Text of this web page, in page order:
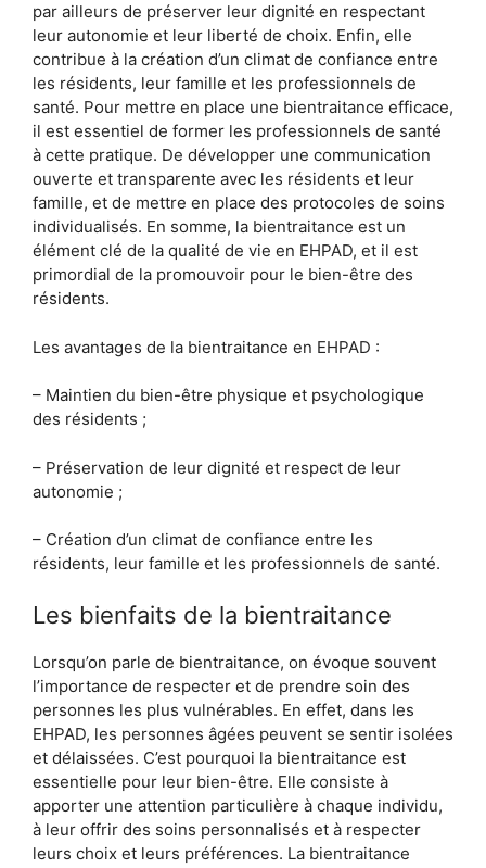
par ailleurs de préserver leur dignité en respectant
leur autonomie et leur liberté de choix. Enfin, elle
contribue à la création d’un climat de confiance entre
les résidents, leur famille et les professionnels de
santé. Pour mettre en place une bientraitance efficace,
il est essentiel de former les professionnels de santé
à cette pratique. De développer une communication
ouverte et transparente avec les résidents et leur
famille, et de mettre en place des protocoles de soins
individualisés. En somme, la bientraitance est un
élément clé de la qualité de vie en EHPAD, et il est
primordial de la promouvoir pour le bien-être des
résidents.
Les avantages de la bientraitance en EHPAD :
– Maintien du bien-être physique et psychologique
des résidents ;
– Préservation de leur dignité et respect de leur
autonomie ;
– Création d’un climat de confiance entre les
résidents, leur famille et les professionnels de santé.
Les bienfaits de la bientraitance
Lorsqu’on parle de bientraitance, on évoque souvent
l’importance de respecter et de prendre soin des
personnes les plus vulnérables. En effet, dans les
EHPAD, les personnes âgées peuvent se sentir isolées
et délaissées. C’est pourquoi la bientraitance est
essentielle pour leur bien-être. Elle consiste à
apporter une attention particulière à chaque individu,
à leur offrir des soins personnalisés et à respecter
leurs choix et leurs préférences. La bientraitance